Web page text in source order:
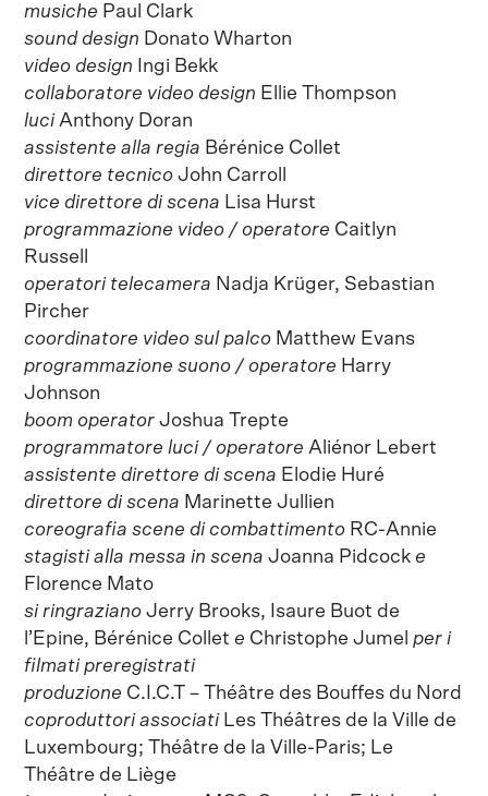
musiche Paul Clark
sound design Donato Wharton
video design Ingi Bekk
collaboratore video design Ellie Thompson
luciAnthony Doran
assistente alla regia Bérénice Collet
direttore tecnico John Carroll
vice direttore di scena Lisa Hurst
programmazione video / operatore Caitlyn
Russell
operatori telecamera Nadja Krüger, Sebastian
Pircher
coordinatore video sul palco Matthew Evans
programmazione suono / operatore Harry
Johnson
boom operator Joshua Trepte
programmatore luci / operatore Aliénor Lebert
assistente direttore di scena Elodie Huré
direttore di scena Marinette Jullien
coreografia scene di combattimento RC-Annie
stagisti alla messa in scena Joanna Pidcocke
Florence Mato
si ringraziano Jerry Brooks, Isaure Buot de
l’Epine, Bérénice Collete Christophe Jumel per i
filmati preregistrati
produzione C.I.C.T – Théâtre des Bouffes du Nord
coproduttori associatiLes Théâtres de la Ville de
Luxembourg; Théâtre de la Ville-Paris; Le
Théâtre de Liège